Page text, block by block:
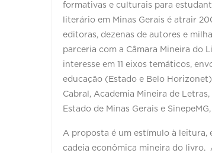
formativas e culturais para
literário em Minas Gerais é atrair
editoras, dezenas de autores e
parceria com a Câmara Mineira do
interesse em 11 eixos temáticos,
educação (Estado e Belo
Cabral, Academia Mineira de
Estado de Minas Gerais e
A proposta é um estímulo à leitura,
cadeia econômica mineira do livro.